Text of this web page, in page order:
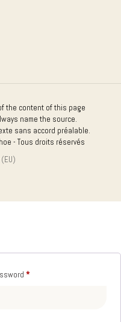
the content of this page
name the source.
sans accord préalable.
- Tous droits réservés
*